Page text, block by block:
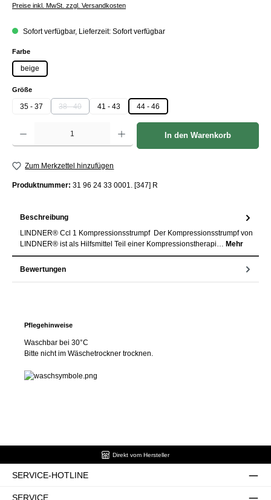
Preise inkl. MwSt. zzgl. Versandkosten
Sofort verfügbar, Lieferzeit: Sofort verfügbar
Farbeauswählen
beige
Größeauswählen
35 - 37 38 - 40
(Diese Option ist zurzeit nicht verfügbar.)
41 - 43 44 - 46
Produkt Anzahl: Gib den gewünschten Wert ein oder benutze die Schaltflächen um die
In den Warenkorb
Zum Merkzettel hinzufügen
Produktnummer: 31 96 24 33 0001. [347] R
Beschreibung
LINDNER® Ccl 1 Kompressionsstrumpf Der Kompressionsstrumpf von
LINDNER® ist als Hilfsmittel Teil einer Kompressionstherapi… Mehr
Bewertungen
Pflegehinweise
Waschbar bei 30°C
Bitte nicht im Wäschetrockner trocknen.
Direkt vom Hersteller
SERVICE-HOTLINE
SERVICE